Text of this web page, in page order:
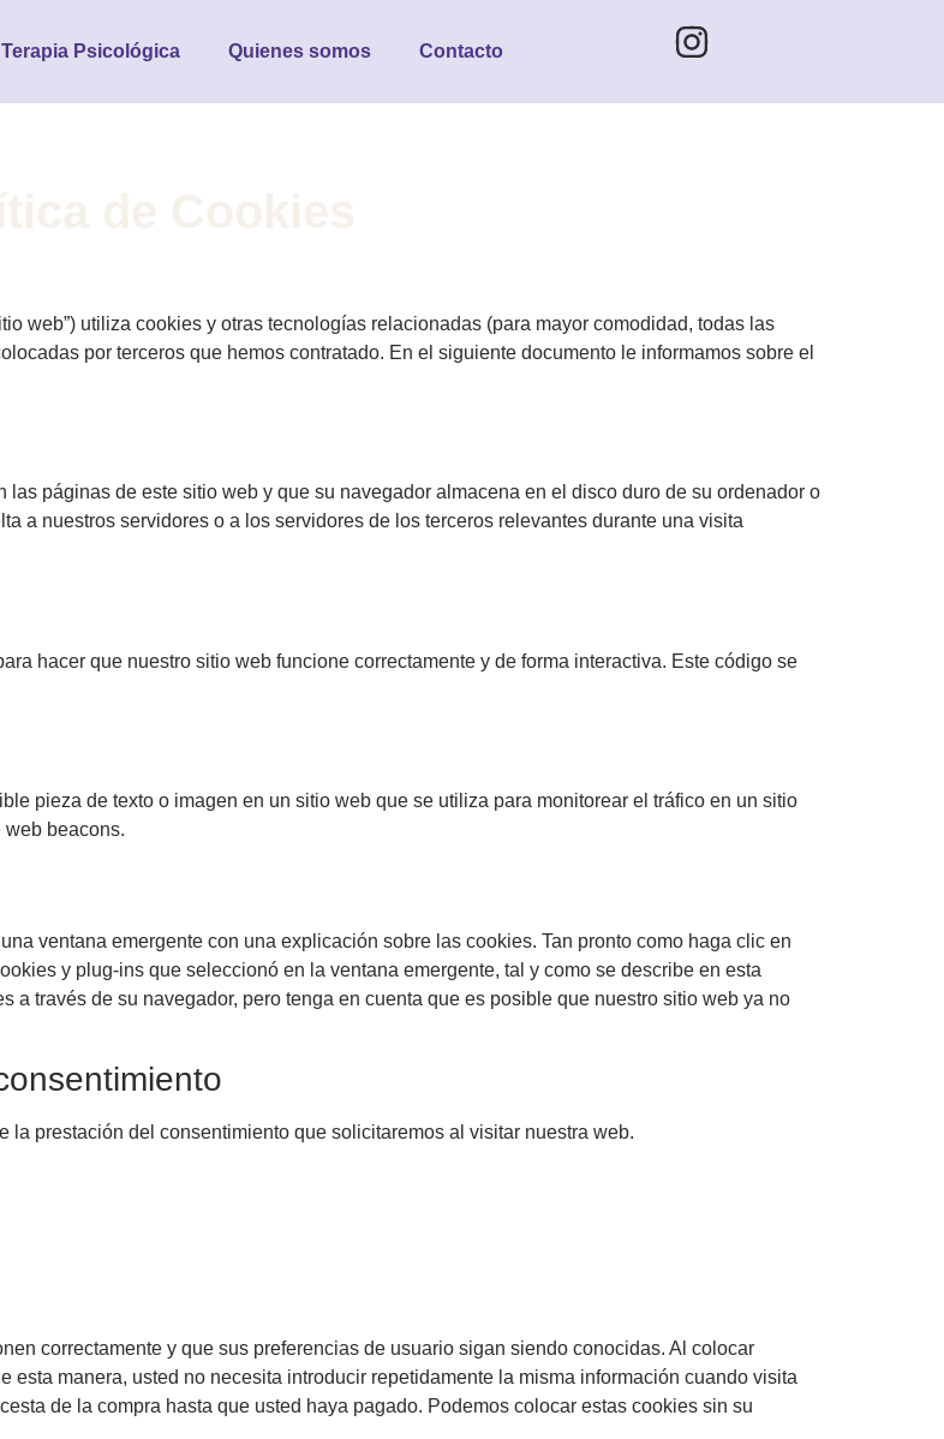
Terapia Psicológica Quienes somos Contacto
web”) utiliza cookies y otras tecnologías relacionadas (para mayor comodidad, todas las
por terceros que hemos contratado. En el siguiente documento le informamos sobre el
páginas de este sitio web y que su navegador almacena en el disco duro de su ordenador o
a nuestros servidores o a los servidores de los terceros relevantes durante una visita
hacer que nuestro sitio web funcione correctamente y de forma interactiva. Este código se
pieza de texto o imagen en un sitio web que se utiliza para monitorear el tráfico en un sitio
beacons.
ventana emergente con una explicación sobre las cookies. Tan pronto como haga clic en
y plug-ins que seleccionó en la ventana emergente, tal y como se describe en esta
través de su navegador, pero tenga en cuenta que es posible que nuestro sitio web ya no
la prestación del consentimiento que solicitaremos al visitar nuestra web.
correctamente y que sus preferencias de usuario sigan siendo conocidas. Al colocar
manera, usted no necesita introducir repetidamente la misma información cuando visita
de la compra hasta que usted haya pagado. Podemos colocar estas cookies sin su